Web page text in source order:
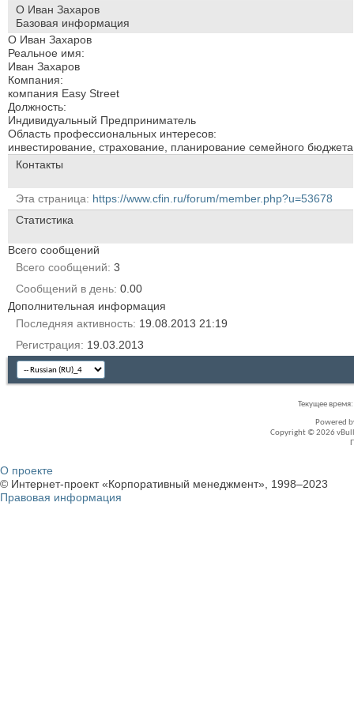
О Иван Захаров
Базовая информация
О Иван Захаров
Реальное имя:
Иван Захаров
Компания:
кoмпания Easy Street
Должность:
Индивидуальный Предприниматель
Область профессиональных интересов:
инвестирование, страхование, планирование семейного бюджета
Контакты
Эта страница https://www.cfin.ru/forum/member.php?u=53678
Статистика
Всего сообщений
Всего сообщений 3
Сообщений в день 0.00
Дополнительная информация
Последняя активность 19.08.2013 21:19
Регистрация
19.03.2013
Текущее время:
Powered
Copyright © 2026
О проекте
© Интернет-проект «Корпоративный менеджмент», 1998–2023
Правовая информация